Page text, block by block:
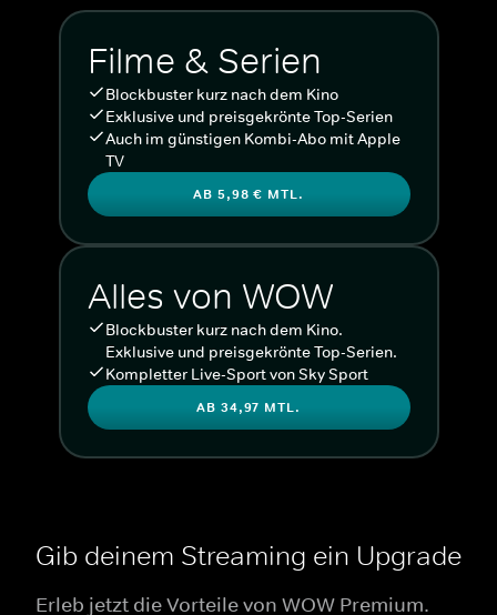
Filme & Serien
Blockbuster kurz nach dem Kino
Exklusive und preisgekrönte Top-Serien
Auch im günstigen Kombi-Abo mit Apple
TV
AB 5,98 € MTL.
Alles von WOW
Blockbuster kurz nach dem Kino.
Exklusive und preisgekrönte Top-Serien.
Kompletter Live-Sport von Sky Sport
AB 34,97 MTL.
Gib deinem Streaming ein Upgrade
Erleb jetzt die Vorteile von WOW Premium.